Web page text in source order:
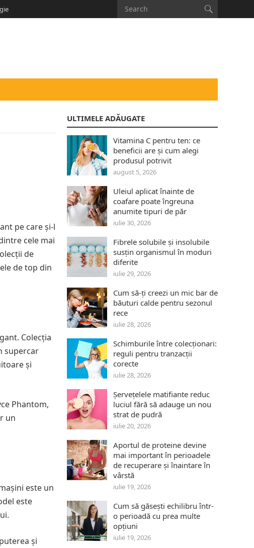
pe care și-l
cele mai
de
de top din
Colecția
supercar
și
Phantom,
un
este un
este
și
ULTIMELE ADĂUGATE
Vitamina C pentru ten: ce
beneficii are și cum alegi
produsul potrivit
august 5, 2026
Uleiul aplicat înainte de
coafare poate îngreuna
anumite tipuri de păr
iulie 30, 2026
Fibrele solubile și insolubile
susțin organismul în moduri
diferite
iulie 29, 2026
Cum să-ți creezi un mic bar de
băuturi calde pentru sezonul
rece
iulie 28, 2026
Schimburile între colecționari:
reguli pentru tranzacții
corecte
iulie 28, 2026
Șervețelele matifiante reduc
luciul fără să adauge un nou
strat de pudră
iulie 20, 2026
Aportul de proteine devine
mai important în perioadele
de recuperare și înaintare în
vârstă
iulie 19, 2026
Cum să găsești echilibru într-
o perioadă cu prea multe
opțiuni
iulie 19, 2026